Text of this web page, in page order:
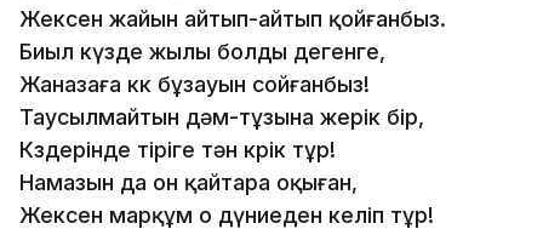
Жексен жайын айтып-айтып қойғанбыз.
Биыл күзде жылы болды дегенге,
Жаназаға көк бұзауын сойғанбыз!
Таусылмайтын дәм-тұзына жерік бір,
Көздерінде тіріге тән көрік тұр!
Намазын да он қайтара оқыған,
Жексен марқұм о дүниеден келіп тұр!